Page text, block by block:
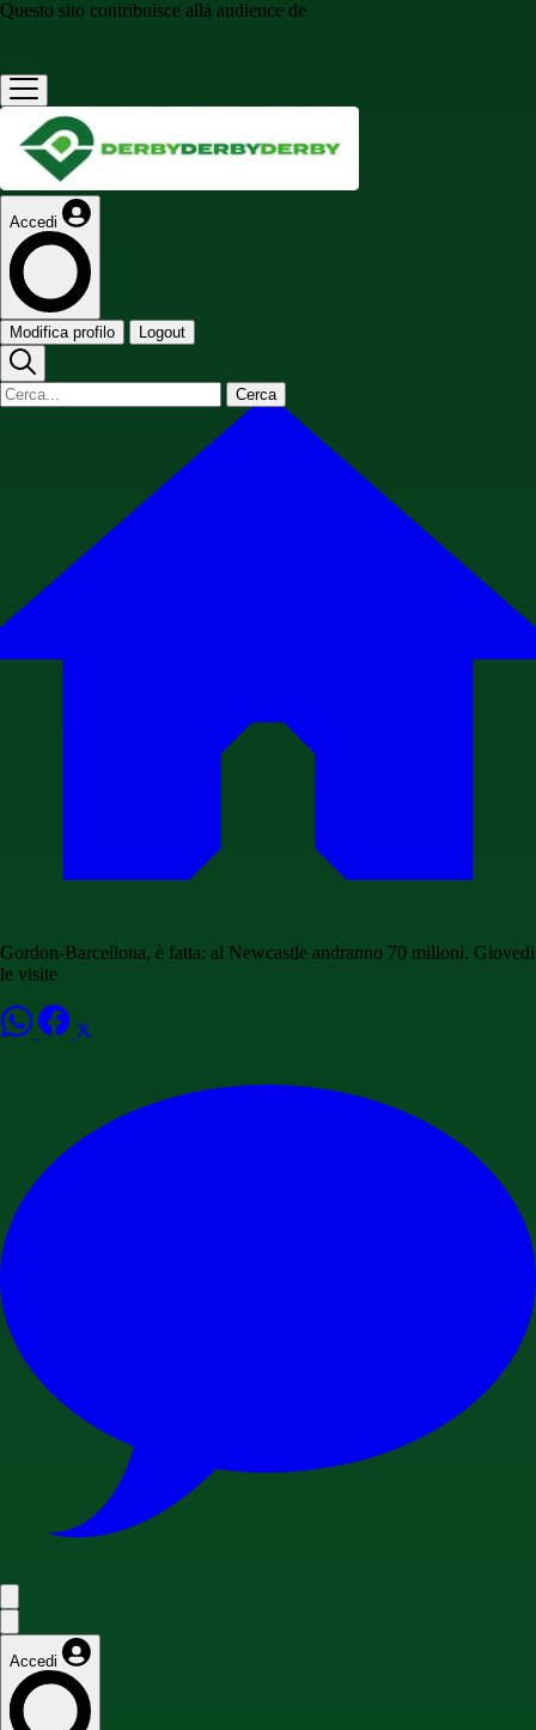
Questo sito contribuisce alla audience de
Accedi
Modifica profilo Logout
Cerca
Gordon-Barcellona, è fatta: al Newcastle andranno 70 milioni. Giovedi
le visite
Accedi